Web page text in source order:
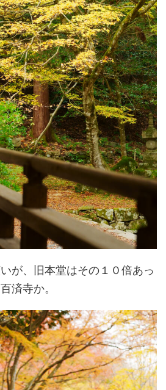
が、旧本堂はその１０倍あっ
済寺か。